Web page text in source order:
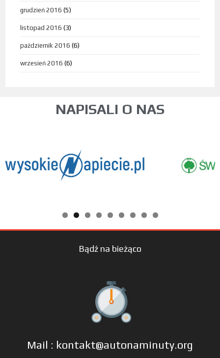
grudzień 2016 (5)
listopad 2016 (3)
październik 2016 (6)
wrzesień 2016 (6)
NAPISALI O NAS
Bądź na bieżąco
Mail : kontakt@autonaminuty.org